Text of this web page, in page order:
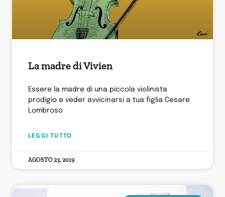
La madre di Vivien
Essere la madre di una piccola violinista
prodigio e veder avvicinarsi a tua figlia Cesare
Lombroso
LEGGI TUTTO
AGOSTO 23, 2019